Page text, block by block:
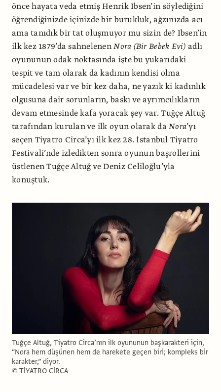
önce hayata veda etmiş Henrik Ibsen’in söylediğini
öğrendiğinizde içinizde bir burukluk, ağzınızda acı
ama tanıdık bir tat oluşmuyor mu sizin de? Ibsen’in
ilk kez 1879’da sahnelenenNora (Bir Bebek Evi) adlı
oyununun odak noktasında işte bu yukarıdaki
tespit ve tam olarak da kadının kendisi olma
mücadelesi var ve bir kez daha, ne yazık ki kadınlık
olgusuna dair sorunların, baskı ve ayrımcılıkların
devam etmesinde kafa yoracak şey var. Tuğçe Altuğ
tarafından kurulan ve ilk oyun olarak daNora’yı
seçen Tiyatro Circa’yı ilk kez 28. İstanbul Tiyatro
Festivali’nde izledikten sonra oyunun başrollerini
üstlenen Tuğçe Altuğ ve Deniz Celiloğlu’yla
konuştuk.
Tuğçe Altuğ, Tiyatro Circa’nın ilk oyununun başkarakteri için,
“Nora hem düşünen hem de harekete geçen biri; kompleks bir
karakter,” diyor.
© TİYATRO CİRCA